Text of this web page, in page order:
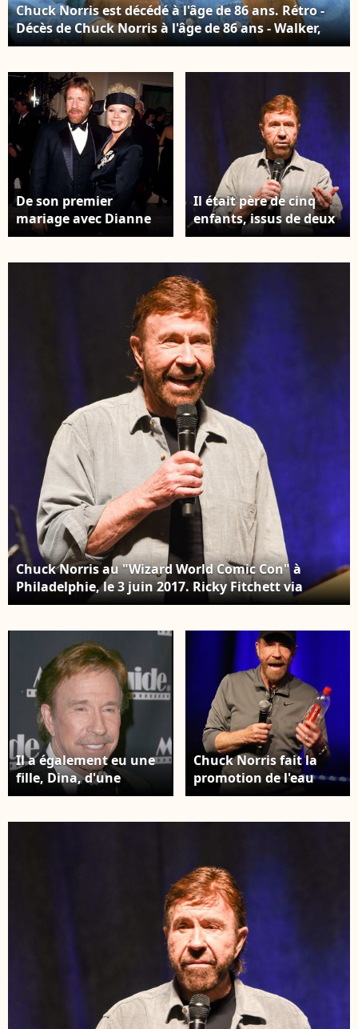
Chuck Norris est décédé à l'âge de 86 ans. Rétro -
Décès de Chuck Norris à l'âge de 86 ans - Walker,
Texas Ranger Serie : Action © MPP via Bestimage
De son premier
mariage avec Dianne
Holechek sont nés
Norris avec laquelle il a
été marié pendant
plusieurs décennies
Sur la photo : Chuck
Norris, Dianne
Holechek Backgrid USA
/ Bestimage
Il était père de cinq
enfants, issus de deux
mariages et d'une
World Comic Con" à
Philadelphie, le 3 juin
2017. © Ricky Fitchett
via Zuma
Press/Bestimage
Chuck Norris au "Wizard World Comic Con" à
Philadelphie, le 3 juin 2017. Ricky Fitchett via
Zuma Press/Bestimage
Il a également eu une
fille, Dina, d'une
liaison passée, dont il
Chuck Norris fait la
promotion de l'eau
CForce lors du
de Perth en Australie,
le 23 juin 2018.
Backgrid Australia /
Bestimage